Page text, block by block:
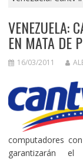
VENEZUELA:
EN MATA DE
16/03/2011
computadores
garantizarán